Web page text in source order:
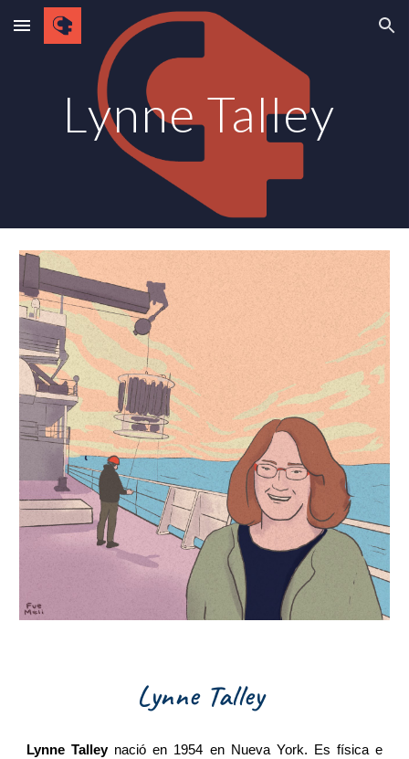
Skip to main content Skip to navigation
Lynne Talley
Lynne Talley
Lynne Talley nació en 1954 en Nueva York. Es física e